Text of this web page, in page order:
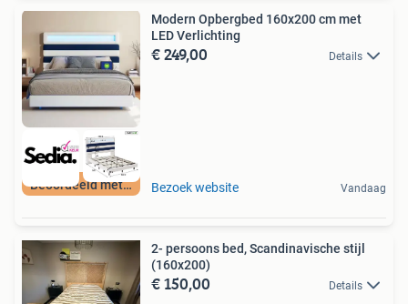
Beoordeeld met 9+
Modern Opbergbed 160x200 cm met
LED Verlichting
€ 249,00 Details
Bezoek website Vandaag
2- persoons bed, Scandinavische stijl
(160x200)
€ 150,00 Details